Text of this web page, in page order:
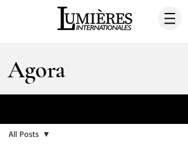
Agora
All Posts